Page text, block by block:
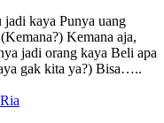
kaya Punya uang
Kemana aja,
jadi orang kaya Beli apa
gak kita ya?) Bisa…..